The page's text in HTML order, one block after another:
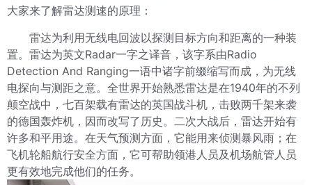
大家来了解雷达测速的原理：
雷达为利用无线电回波以探测目标方向和距离的一种装
置。雷达为英文Radar一字之译音，该字系由Radio
Detection And Ranging一语中诸字前缀缩写而成，为无线
电探向与测距之意。全世界开始熟悉雷达是在1940年的不列
颠空战中，七百架载有雷达的英国战斗机，击败两千架来袭
的德国轰炸机，因而改写了历史。二次大战后，雷达开始有
许多和平用途。在天气预测方面，它能用来侦测暴风雨；在
飞机轮船航行安全方面，它可帮助领港人员及机场航管人员
更有效地完成他们的任务。